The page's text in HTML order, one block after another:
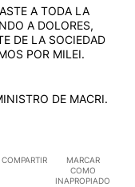
A TODA LA
A DOLORES,
DE LA SOCIEDAD
POR MILEI.
DE MACRI.
COMPARTIR
MARCAR
COMO
INAPROPIADO